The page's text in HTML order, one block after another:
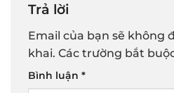
Trả lời
Email của bạn sẽ không
khai. Các trường bắt
Bình luận *